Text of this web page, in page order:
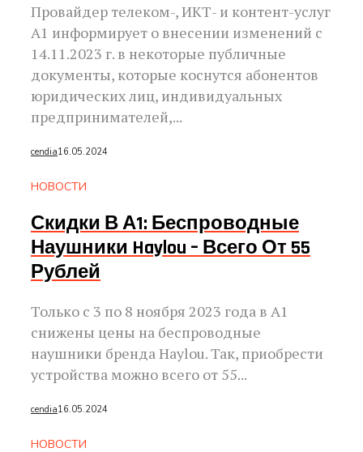
Провайдер телеком-, ИКТ- и контент-услуг
А1 информирует о внесении изменений с
14.11.2023 г. в некоторые публичные
документы, которые коснутся абонентов
юридических лиц, индивидуальных
предпринимателей,...
cendia16.05.2024
НОВОСТИ
Скидки В А1: Беспроводные
Наушники Haylou – Всего От 55
Рублей
Только с 3 по 8 ноября 2023 года в А1
снижены цены на беспроводные
наушники бренда Haylou. Так, приобрести
устройства можно всего от 55...
cendia16.05.2024
НОВОСТИ